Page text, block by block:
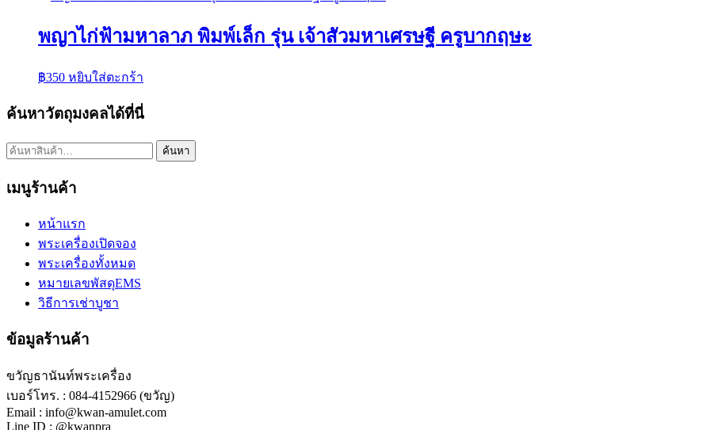
พญาไก่ฟ้ามหาลาภ พิมพ์เล็ก รุ่น เจ้าสัวมหาเศรษฐี ครูบากฤษะ
฿350 หยิบใส่ตะกร้า
ค้นหาวัตถุมงคลได้ที่นี่
ค้นหา: ค้นหา
เมนูร้านค้า
หน้าแรก
พระเครื่องเปิดจอง
พระเครื่องทั้งหมด
หมายเลขพัสดุEMS
วิธีการเช่าบูชา
ข้อมูลร้านค้า
ขวัญธานันท์พระเครื่อง
เบอร์โทร. : 084-4152966 (ขวัญ)
Email : info@kwan-amulet.com
Line ID : @kwanpra